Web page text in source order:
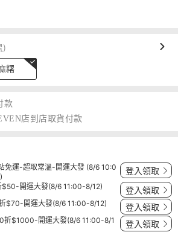
)
糬
款
店到店取貨付款
免運-超取常溫-開運大發 (8/6 10:0
登入領取
開運大發(8/6 11:00-8/12) 登入領取
$70-開運大發(8/6 11:00-8/12) 登入領取
折$1000-開運大發(8/6 11:00-8/1
登入領取